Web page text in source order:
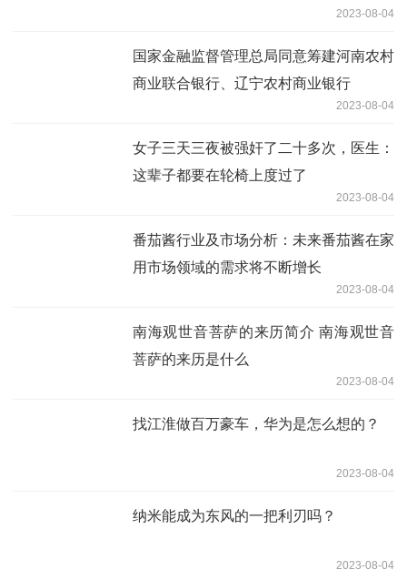
2023-08-04
国家金融监督管理总局同意筹建河南农村
商业联合银行、辽宁农村商业银行
2023-08-04
女子三天三夜被强奸了二十多次，医生：
这辈子都要在轮椅上度过了
2023-08-04
番茄酱行业及市场分析：未来番茄酱在家
用市场领域的需求将不断增长
2023-08-04
南海观世音菩萨的来历简介 南海观世音
菩萨的来历是什么
2023-08-04
找江淮做百万豪车，华为是怎么想的？
2023-08-04
纳米能成为东风的一把利刃吗？
2023-08-04